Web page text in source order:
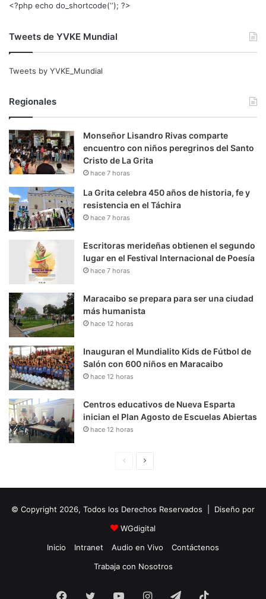
<?php echo do_shortcode(‘‘); ?>
Tweets de YVKE Mundial
Tweets by YVKE_Mundial
Regionales
Monseñor Lisandro Rivas comparte
encuentro con niños peregrinos del Santo
Cristo de La Grita
hace 7 horas
La Grita celebra 450 años de historia, fe y
resistencia en el Táchira
hace 7 horas
Escritoras merideñas obtienen el segundo
lugar en el Festival Internacional de Poesía
hace 7 horas
Maracaibo se prepara para ser una ciudad
más humanista
hace 12 horas
Inauguran el Mundialito Kids de Fútbol de
Salón con 600 niños en Maracaibo
hace 12 horas
Centros educativos de Nueva Esparta
inician el Plan Agosto de Escuelas Abiertas
hace 12 horas
i
n
a
u
i
e
e
© Copyright 2026, Todos los Derechos Reservados | Diseño por
WGdigital
Inicio
Intranet Audio en Vivo
Contáctenos
Trabaja con Nosotros
Facebook
Twitter YouTubeInstagramTelegram